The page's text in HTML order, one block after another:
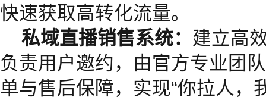
快速获取高转化流量。
私域直播销售系统： 建立高
负责用户邀约，由官方专业团
单与售后保障，实现“你拉人，